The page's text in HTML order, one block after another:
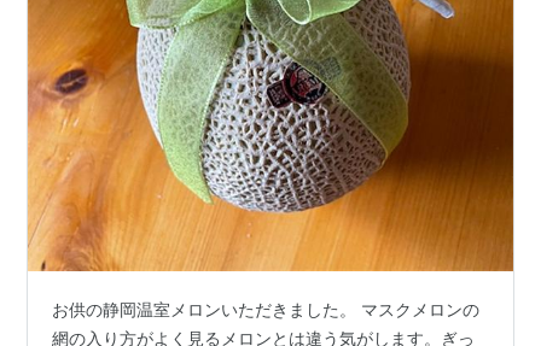
お供の静岡温室メロンいただきました。 マスクメロンの
網の入り方がよく見るメロンとは違う気がします。ぎっ